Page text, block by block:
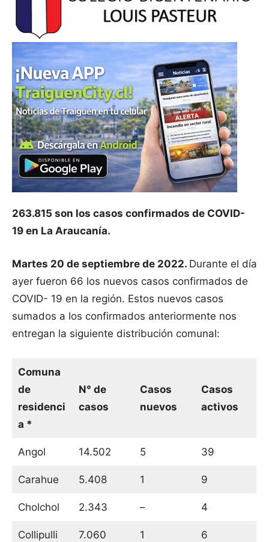
263.815 son los casos confirmados de COVID-
19 en La Araucanía.
Martes 20 de septiembre de 2022. Durante el día
ayer fueron 66 los nuevos casos confirmados de
COVID- 19 en la región. Estos nuevos casos
sumados a los confirmados anteriormente nos
entregan la siguiente distribución comunal:
Comuna
de
residenci
a *
N° de
casos
Casos
nuevos
Casos
activos
Angol 14.502 5 39
Carahue 5.408 1 9
Cholchol 2.343 – 4
Collipulli 7.060 1 6